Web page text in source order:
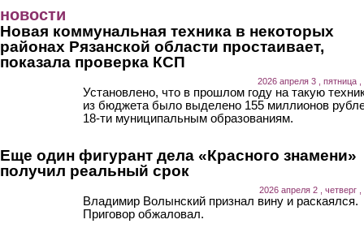
новости
Новая коммунальная техника в некоторых
районах Рязанской области простаивает,
показала проверка КСП
2026 апреля 3 , пятница ,
Установлено, что в прошлом году на такую
из бюджета было выделено 155 миллионов
18-ти муниципальным образованиям.
Еще один фигурант дела «Красного знамени»
получил реальный срок
2026 апреля 2 , четверг ,
Владимир Волынский признал вину и раскаялся.
Приговор обжаловал.